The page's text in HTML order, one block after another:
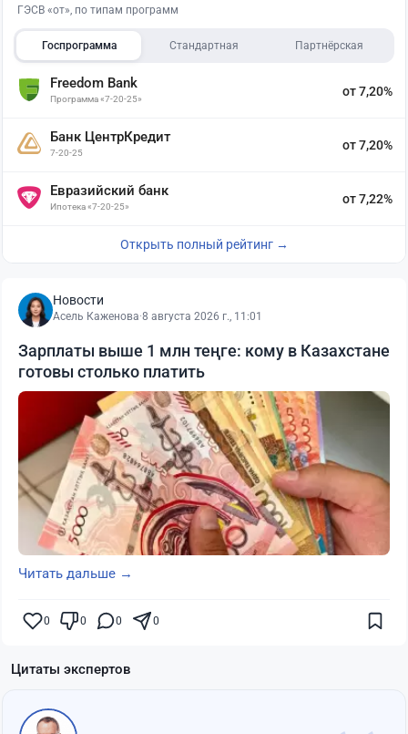
ГЭСВ «от», по типам программ
Госпрограмма Стандартная Партнёрская
Freedom Bank
Программа «7-20-25»
от 7,20%
Банк ЦентрКредит
7-20-25
от 7,20%
Евразийский банк
Ипотека «7-20-25»
от 7,22%
Открыть полный рейтинг →
Новости
Асель Каженова·8 августа 2026 г., 11:01
Зарплаты выше 1 млн теңге: кому в Казахстане
готовы столько платить
Читать дальше →
0 0 0 0
Цитаты экспертов